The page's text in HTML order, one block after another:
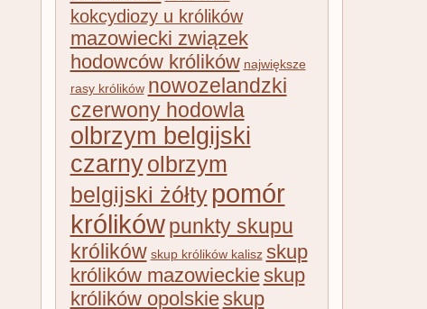
kokcydiozy u królików
mazowiecki związek
hodowców królików największe
rasy królików nowozelandzki
czerwony hodowla
olbrzym belgijski
czarnyolbrzym
belgijski żółty pomór
królików punkty skupu
królików skup królików kalisz skup
królików mazowieckieskup
królików opolskieskup